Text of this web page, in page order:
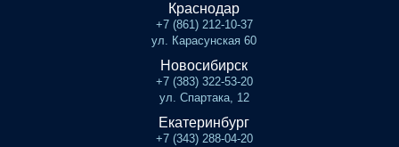
Краснодар
+7 (861) 212-10-37
ул. Карасунская 60
Новосибирск
+7 (383) 322-53-20
ул. Спартака, 12
Екатеринбург
+7 (343) 288-04-20